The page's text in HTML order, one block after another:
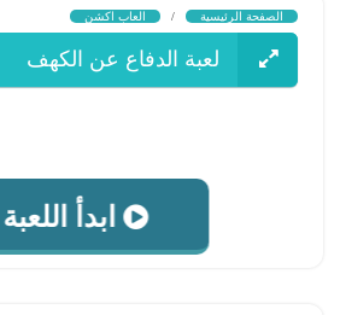
الصفحة الرئيسية / العاب اكشن
لعبة الدفاع عن الكهف
ابدأ اللعبة